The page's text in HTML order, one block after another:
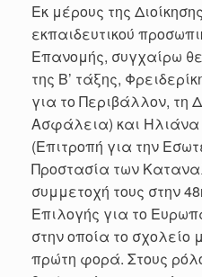
Εκ μέρους της
εκπαιδευτικού
Επανομής, συγχαίρω
της Β’ τάξης,
για το Περιβάλλον, τη
Ασφάλεια) και Ηλιάνα
(Επιτροπή για την
Προστασία των
συμμετοχή τους στην
Επιλογής για το
στην οποία το σχολείο
πρώτη φορά. Στους